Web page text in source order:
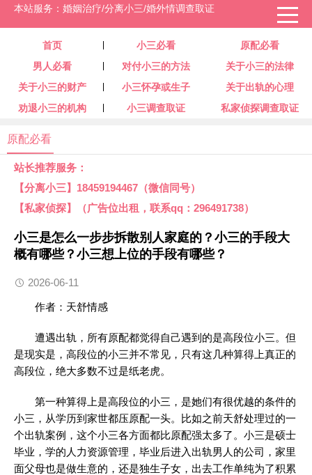
首页 小三必看
原配必看
男人必看
对付小三的方法
关于小三的法律
关于小三的财产
小三怀孕或生子
关于出轨的心理
劝退小三的机构
小三调查取证 私家侦探调查取证
本站服务：婚姻治疗/分离小三/婚外情调查取证
原配必看
站长推荐服务：
【分离小三】18459194467（微信同号）
【私家侦探】（广告位出租，联系qq：296491738）
小三是怎么一步步拆散别人家庭的？小三的手段大
概有哪些？小三想上位的手段有哪些？
2026-06-11
作者：天舒情感
遭遇出轨，所有原配都觉得自己遇到的是高段位小三。但
是现实是，高段位的小三并不常见，只有这几种算得上真正的
高段位，绝大多数不过是纸老虎。
第一种算得上是高段位的小三，是她们有很优越的条件的
小三，从学历到家世都压原配一头。比如之前天舒处理过的一
个出轨案例，这个小三各方面都比原配强太多了。小三是硕士
毕业，学的人力资源管理，毕业后进入出轨男人的公司，家里
面父母也是做生意的，还是独生子女，出去工作单纯为了积累